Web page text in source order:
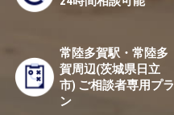
常陸多賀駅・常陸多
賀周辺(茨城県日立
市) ご相談者専用プラ
ン